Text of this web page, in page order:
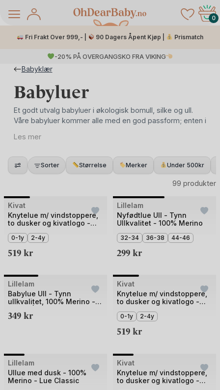
0
Fri Frakt Over 999,- | 90 Dagers Åpent Kjøp | Prismatch
-20% PÅ OVERGANGSKO FRA VIKING
Salg
Babyklær
Babyluer
Et godt utvalg babyluer i økologisk bomull, silke og ull.
Våre babyluer kommer alle med en god passform; enten i
lue varianten. I forhold til babylue å pakke ned i din
med knyting som en del av sitt hentesett. Denne
passformen er nok best i forhold til nyfødt baby som
hovedsakelig ligger på ryggen; luen sitter der den skal og
Les mer
Sorter Størrelse Merker Under 500kr
99 produkter
Bilde
av
4
Kivat
Knytelue m/ vindstoppere,
to dusker og kivatlogo -
Elastan
0-1y 2-4y
519 kr
Bilde
av
Lillelam
Nyfødtlue Ull - Tynn
Ullkvalitet - 100% Merino
32-34 36-38 44-46
299 kr
Bilde
av
Lillelam
Babylue Ull - Tynn
ullkvalitet, 100% Merino -
349 kr
Bilde
av
4
Kivat
Knytelue m/ vindstoppere,
to dusker og kivatlogo -
97% Øko Bomul, 3%
Elastan
0-1y 2-4y
519 kr
Bilde
av
Lillelam
Ullue med dusk - 100%
Merino - Lue Classic
Bilde
av
Kivat
Knytelue m/ vindstoppere,
to dusker og kivatlogo -